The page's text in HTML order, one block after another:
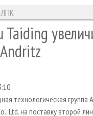
Taiding
технологическая группа
Ltd. на поставку второй